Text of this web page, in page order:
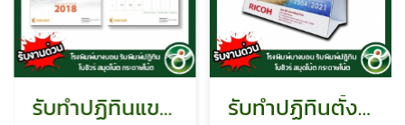
รับทำปฏิทินแขวน ราคาถูก รับทำปฏิทินตั้งโต๊ะ